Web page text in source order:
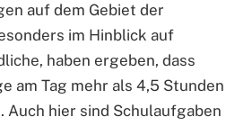
auf dem Gebiet der
im Hinblick auf
haben ergeben, dass
am Tag mehr als 4,5 Stunden
Auch hier sind Schulaufgaben